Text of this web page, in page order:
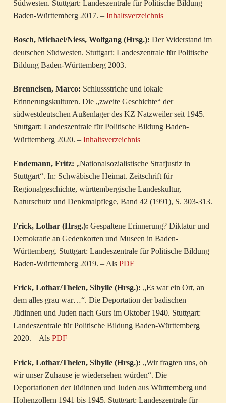
Südwesten. Stuttgart: Landeszentrale für Politische Bildung
Baden-Württemberg 2017. – Inhaltsverzeichnis
Bosch, Michael/Niess, Wolfgang (Hrsg.): Der Widerstand im
deutschen Südwesten. Stuttgart: Landeszentrale für Politische
Bildung Baden-Württemberg 2003.
Brenneisen, Marco: Schlussstriche und lokale
Erinnerungskulturen. Die „zweite Geschichte“ der
südwestdeutschen Außenlager des KZ Natzweiler seit 1945.
Stuttgart: Landeszentrale für Politische Bildung Baden-
Württemberg 2020. – Inhaltsverzeichnis
Endemann, Fritz: „Nationalsozialistische Strafjustiz in
Stuttgart“. In: Schwäbische Heimat. Zeitschrift für
Regionalgeschichte, württembergische Landeskultur,
Naturschutz und Denkmalpflege, Band 42 (1991), S. 303-313.
Frick, Lothar (Hrsg.): Gespaltene Erinnerung? Diktatur und
Demokratie an Gedenkorten und Museen in Baden-
Württemberg. Stuttgart: Landeszentrale für Politische Bildung
Baden-Württemberg 2019. – Als PDF
Frick, Lothar/Thelen, Sibylle (Hrsg.): „Es war ein Ort, an
dem alles grau war…“. Die Deportation der badischen
Jüdinnen und Juden nach Gurs im Oktober 1940. Stuttgart:
Landeszentrale für Politische Bildung Baden-Württemberg
2020. – Als PDF
Frick, Lothar/Thelen, Sibylle (Hrsg.): „Wir fragten uns, ob
wir unser Zuhause je wiedersehen würden“. Die
Deportationen der Jüdinnen und Juden aus Württemberg und
Hohenzollern 1941 bis 1945. Stuttgart: Landeszentrale für